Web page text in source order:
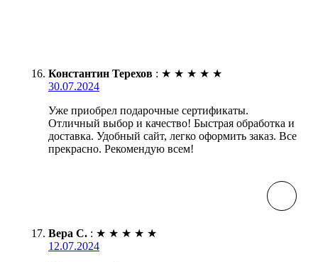
Константин Терехов : ★ ★ ★ ★ ★
30.07.2024
Уже приобрел подарочные сертификаты.
Отличный выбор и качество! Быстрая обработка и
доставка. Удобный сайт, легко оформить заказ. Все
прекрасно. Рекомендую всем!
Вера С. : ★ ★ ★ ★ ★
12.07.2024